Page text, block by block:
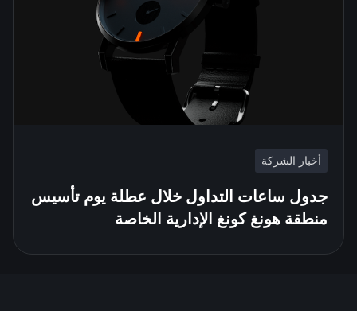
أخبار الشركة
جدول ساعات التداول خلال عطلة يوم تأسيس
منطقة هونغ كونغ الإدارية الخاصة